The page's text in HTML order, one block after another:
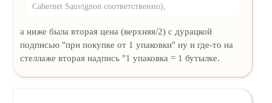
Cabernet Sauvignon соответственно),
а ниже была вторая цена (верхняя/2) с дурацкой
подписью "при покупке от 1 упаковки" ну и где-то на
стеллаже вторая надпись "1 упаковка = 1 бутылке.